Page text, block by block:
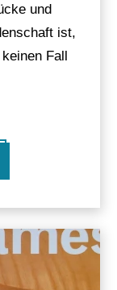
und
ist,
Fall